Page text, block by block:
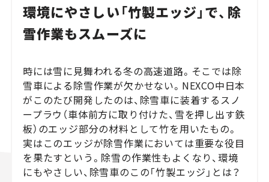
環境にやさしい「竹製エッジ」で、除
雪作業もスムーズに
時には雪に見舞われる冬の高速道路。そこでは除
雪車による除雪作業が欠かせない。NEXCO中日本
がこのたび開発したのは、除雪車に装着するスノ
ープラウ（車体前方に取り付けた、雪を押し出す鉄
板）のエッジ部分の材料として竹を用いたもの。
実はこのエッジが除雪作業においては重要な役目
を果たすという。除雪の作業性もよくなり、環境
にもやさしい、除雪車のこの「竹製エッジ」とは？
Lifestyle
Traffic
Special
Series
Campaign
人気のハッシュタグ
スズキ ジムニー｜Suzuki Jimny
スズキ｜Suzuki
マツダ｜Mazda
マツダ ロードスター｜Mazda Roadster